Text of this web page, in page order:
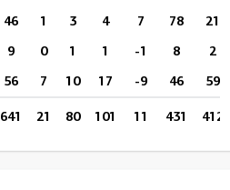
46 1 3 4 7 78 21
9 0 1 1 -1 8 2
56 7 10 17 -9 46 59
641 21 80 101 11 431 412